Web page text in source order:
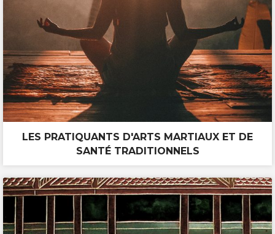
LES PRATIQUANTS D'ARTS MARTIAUX ET DE
SANTÉ TRADITIONNELS